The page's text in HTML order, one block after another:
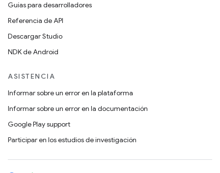
Guías para desarrolladores
Referencia de API
Descargar Studio
NDK de Android
ASISTENCIA
Informar sobre un error en la plataforma
Informar sobre un error en la documentación
Google Play support
Participar en los estudios de investigación